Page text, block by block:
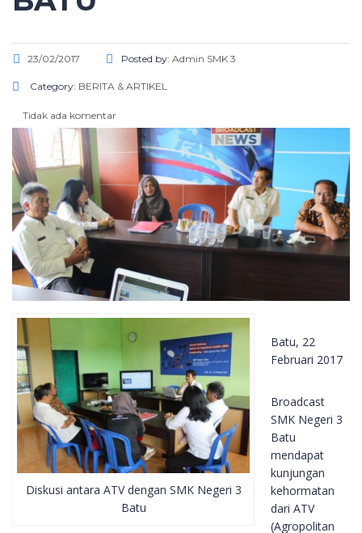
23/02/2017 Posted by: Admin SMK 3
Category: BERITA & ARTIKEL
Tidak ada komentar
Diskusi antara ATV dengan SMK Negeri 3
Batu
Batu, 22
Februari 2017
Broadcast
SMK Negeri 3
Batu
mendapat
kunjungan
kehormatan
dari ATV
(Agropolitan